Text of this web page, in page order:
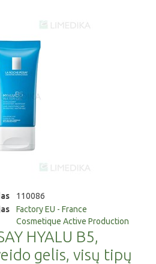
110086
Factory EU - France
Cosmetique Active Production
HYALU B5,
gelis, visų tipų